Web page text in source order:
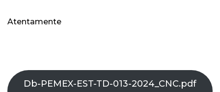
Atentamente
Db-PEMEX-EST-TD-013-2024_CNC.pdf